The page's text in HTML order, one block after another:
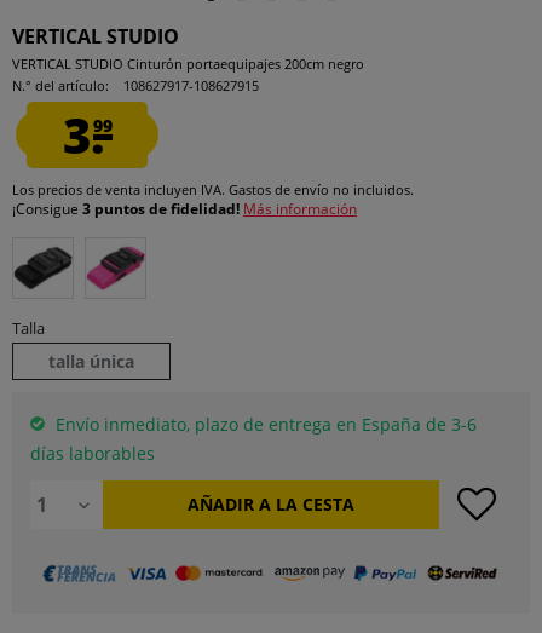
VERTICAL STUDIO
VERTICAL STUDIO Cinturón portaequipajes 200cm negro
N.° del artículo:
108627917-108627915
3.99
Los precios de venta incluyen IVA. Gastos de envío no incluidos.
¡Consigue 3 puntos de fidelidad! Más información
Talla
talla única
Envío inmediato, plazo de entrega en España de 3-6
días laborables
AÑADIR A LA CESTA